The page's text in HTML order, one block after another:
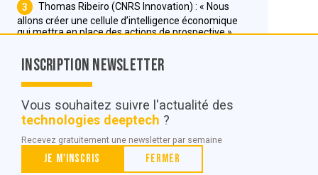
3
Thomas Ribeiro (CNRS Innovation) : « Nous
allons créer une cellule d’intelligence économique
qui mettra en place des actions de prospective »
© POC Media 2026
Tous droits réservés.
Qui sommes nous ?
Inscription Newsletter
Vous souhaitez suivre l'actualité des
technologies deeptech ?
Recevez gratuitement une newsletter par semaine
Je m'inscris Fermer